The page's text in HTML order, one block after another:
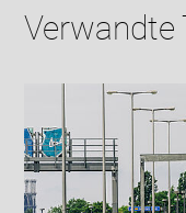
Verwandte